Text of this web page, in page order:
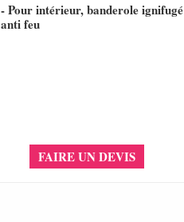
- Pour intérieur, banderole ignifugé
anti feu
FAIRE UN DEVIS